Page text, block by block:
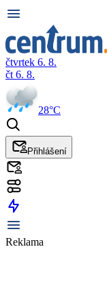
čtvrtek 6. 8.
čt 6. 8.
28°C
Přihlášení
Reklama